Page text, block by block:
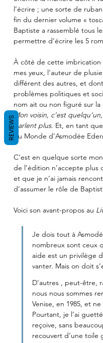
l’écrire ; une sorte de
fin du dernier volume «
Baptiste a rassemblé tous
permettre d’écrire les 5
À côté de cette imbrication
mes yeux, l’auteur de
différent des autres, et
problèmes politiques et
nom ait ou non figuré sur
Mon voisin, c’est quelqu’un,
parlent plus. Et, en tant
du Monde d’Asmodée
C’est en quelque sorte
de l’édition n’accepte plus
et que je n’ai jamais
d’assumer le rôle de
Voici son avant-propos au
Je dois tout à
nombreux sont ceux
aide est un privilège
vanter. Mais on doit
D’autres , peut-être,
nous nous sommes
Venise, en 1985, et
Pourtant, je l’ai
reçoive, sans
recouvert d’une toile
REVIEWS